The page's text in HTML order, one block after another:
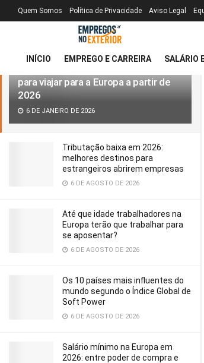
MAIS RECENTE TENDÊNCIAS Filtro
para viajar para a Europa a partir de
2026
6 DE JANEIRO DE 2026
Tributação baixa em 2026:
melhores destinos para
estrangeiros abrirem empresas
6 DE AGOSTO DE 2026
Até que idade trabalhadores na
Europa terão que trabalhar para
se aposentar?
6 DE AGOSTO DE 2026
Os 10 países mais influentes do
mundo segundo o Índice Global de
Soft Power
6 DE AGOSTO DE 2026
Salário mínimo na Europa em
2026: entre poder de compra e
Quem Somos Política de Privacidade Aviso Legal
INÍCIO EMPREGO E CARREIRA SALÁRIO